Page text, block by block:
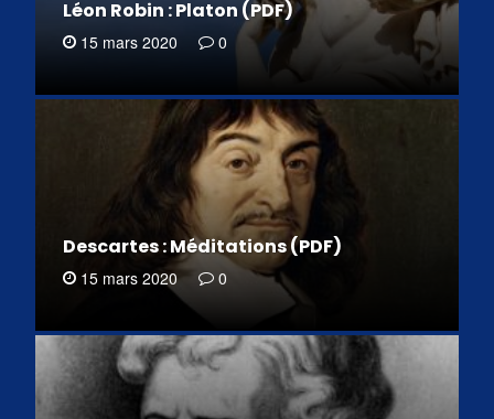
Léon Robin : Platon (PDF)
15 mars 2020 0
Descartes : Méditations (PDF)
15 mars 2020 0